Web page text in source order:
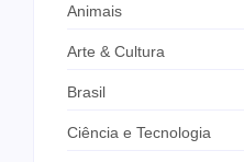
Animais
Arte & Cultura
Brasil
Ciência e Tecnologia